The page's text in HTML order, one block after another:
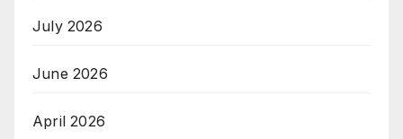
July 2026
June 2026
April 2026